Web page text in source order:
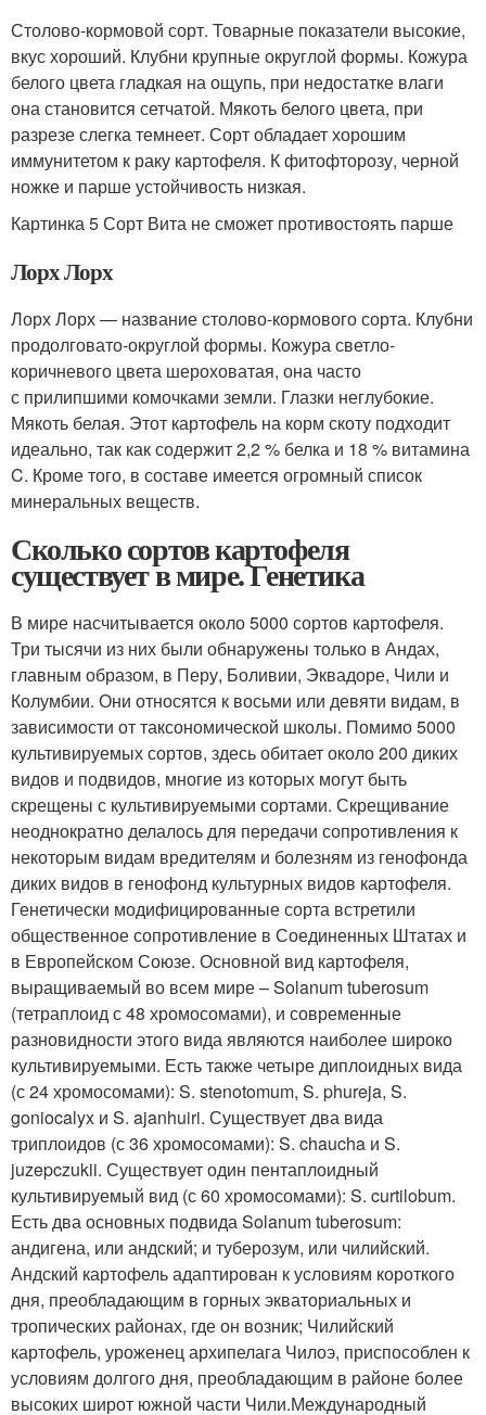
Столово-кормовой сорт. Товарные показатели высокие,
вкус хороший. Клубни крупные округлой формы. Кожура
белого цвета гладкая на ощупь, при недостатке влаги
она становится сетчатой. Мякоть белого цвета, при
разрезе слегка темнеет. Сорт обладает хорошим
иммунитетом к раку картофеля. К фитофторозу, черной
ножке и парше устойчивость низкая.
Картинка 5 Сорт Вита не сможет противостоять парше
Лорх Лорх
Лорх Лорх — название столово-кормового сорта. Клубни
продолговато-округлой формы. Кожура светло-
коричневого цвета шероховатая, она часто
с прилипшими комочками земли. Глазки неглубокие.
Мякоть белая. Этот картофель на корм скоту подходит
идеально, так как содержит 2,2 % белка и 18 % витамина
C. Кроме того, в составе имеется огромный список
минеральных веществ.
Сколько сортов картофеля
существует в мире. Генетика
В мире насчитывается около 5000 сортов картофеля.
Три тысячи из них были обнаружены только в Андах,
главным образом, в Перу, Боливии, Эквадоре, Чили и
Колумбии. Они относятся к восьми или девяти видам, в
зависимости от таксономической школы. Помимо 5000
культивируемых сортов, здесь обитает около 200 диких
видов и подвидов, многие из которых могут быть
скрещены с культивируемыми сортами. Скрещивание
неоднократно делалось для передачи сопротивления к
некоторым видам вредителям и болезням из генофонда
диких видов в генофонд культурных видов картофеля.
Генетически модифицированные сорта встретили
общественное сопротивление в Соединенных Штатах и
в Европейском Союзе. Основной вид картофеля,
выращиваемый во всем мире – Solanum tuberosum
(тетраплоид с 48 хромосомами), и современные
разновидности этого вида являются наиболее широко
культивируемыми. Есть также четыре диплоидных вида
(с 24 хромосомами): S. stenotomum, S. phureja, S.
goniocalyx и S. ajanhuiri. Существует два вида
триплоидов (с 36 хромосомами): S. chaucha и S.
juzepczukii. Существует один пентаплоидный
культивируемый вид (с 60 хромосомами): S. curtilobum.
Есть два основных подвида Solanum tuberosum:
андигена, или андский; и туберозум, или чилийский.
Андский картофель адаптирован к условиям короткого
дня, преобладающим в горных экваториальных и
тропических районах, где он возник; Чилийский
картофель, уроженец архипелага Чилоэ, приспособлен к
условиям долгого дня, преобладающим в районе более
высоких широт южной части Чили.Международный